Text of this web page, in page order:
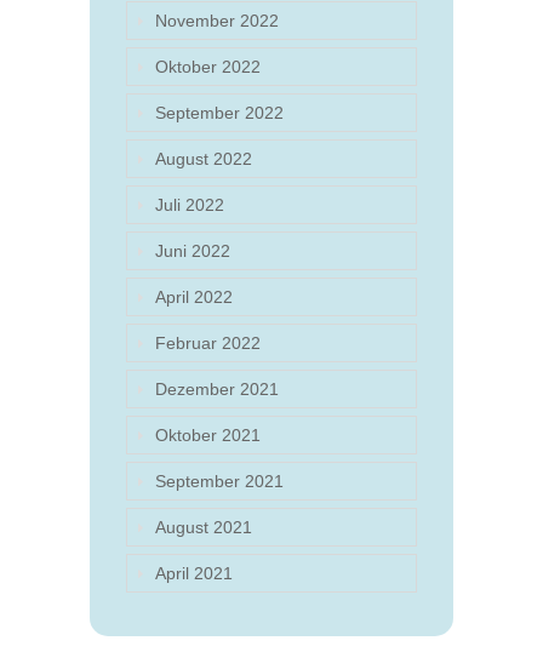
November 2022
Oktober 2022
September 2022
August 2022
Juli 2022
Juni 2022
April 2022
Februar 2022
Dezember 2021
Oktober 2021
September 2021
August 2021
April 2021